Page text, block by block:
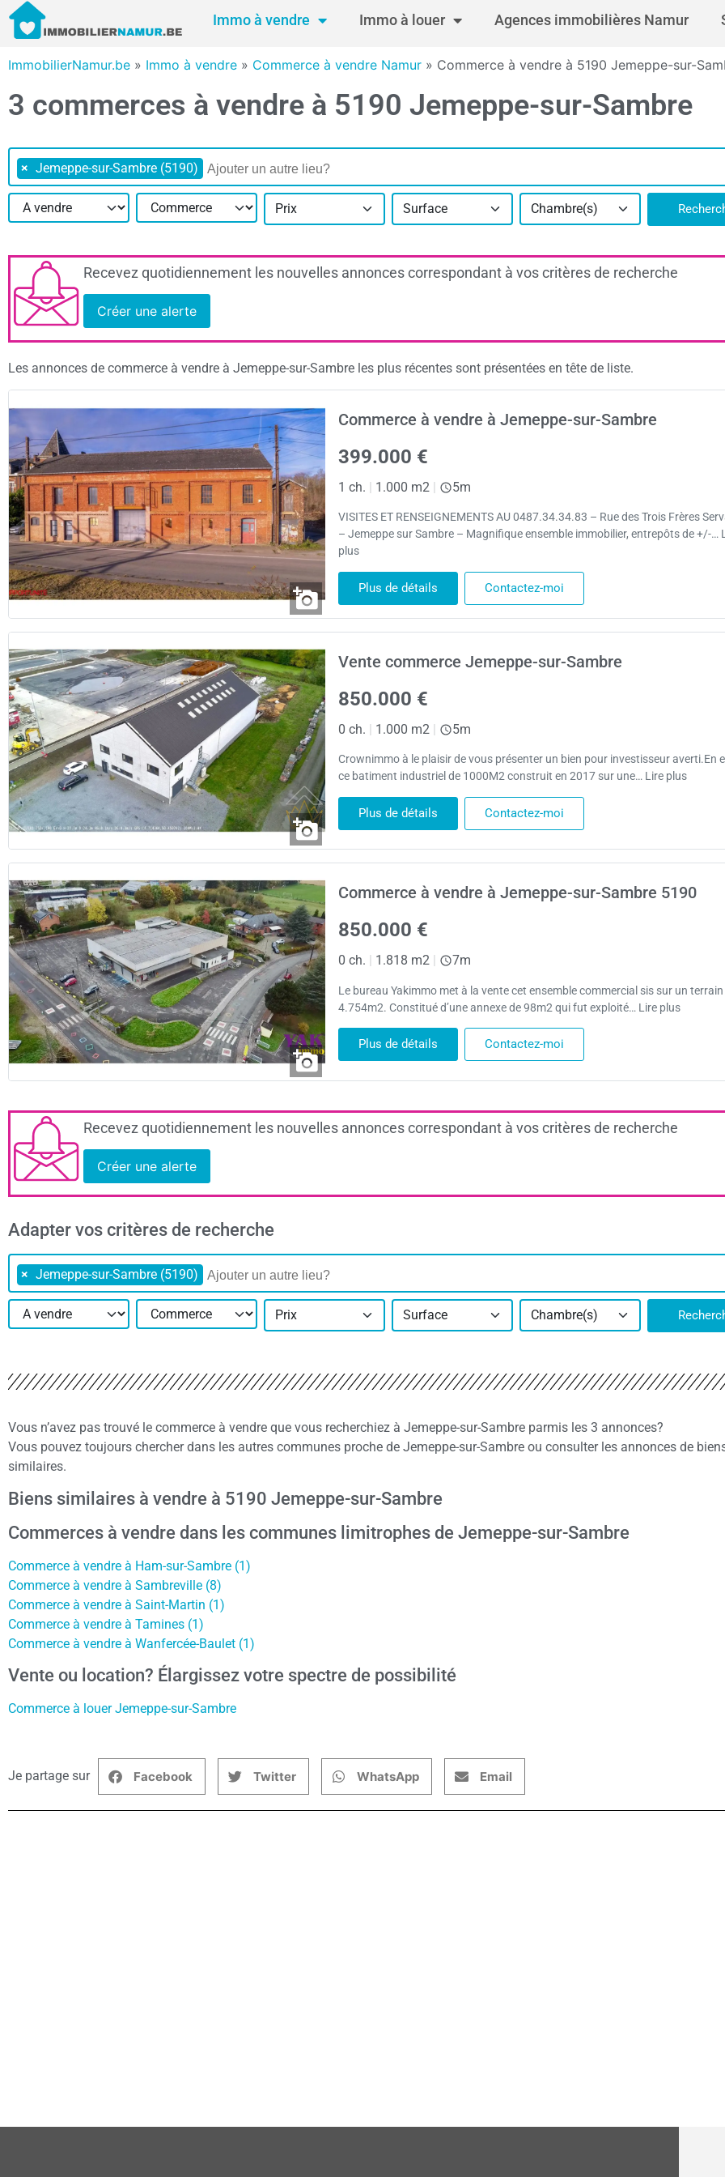
Immo à vendre Immo à louer Agences immobilières Namur
ImmobilierNamur.be » Immo à vendre » Commerce à vendre Namur » Commerce à vendre à 5190 Jemeppe-sur-
3 commerces à vendre à 5190 Jemeppe-sur-Sambre
× Jemeppe-sur-Sambre (5190)
Prix Surface Chambre(s)
Recevez quotidiennement les nouvelles annonces correspondant à vos critères de recherche
Créer une alerte
Les annonces de commerce à vendre à Jemeppe-sur-Sambre les plus récentes sont présentées en tête de liste.
Commerce à vendre à Jemeppe-sur-Sambre
399.000 €
1 ch. | 1.000 m2 | 5m
VISITES ET RENSEIGNEMENTS AU 0487.34.34.83 – Rue des Trois Frères
– Jemeppe sur Sambre – Magnifique ensemble immobilier, entrepôts de +/-…
plus
Plus de détails Contactez-moi
Vente commerce Jemeppe-sur-Sambre
850.000 €
0 ch. | 1.000 m2 | 5m
Crownimmo à le plaisir de vous présenter un bien pour investisseur averti.En
ce batiment industriel de 1000M2 construit en 2017 sur une… Lire plus
Plus de détails Contactez-moi
Commerce à vendre à Jemeppe-sur-Sambre 5190
850.000 €
0 ch. 1.818 m2 7m
Le bureau Yakimmo met à la vente cet ensemble commercial sis sur un terrain
4.754m2. Constitué d’une annexe de 98m2 qui fut exploité… Lire plus
Plus de détails Contactez-moi
Recevez quotidiennement les nouvelles annonces correspondant à vos critères de recherche
Créer une alerte
Adapter vos critères de recherche
× Jemeppe-sur-Sambre (5190)
Prix Surface Chambre(s)
Vous n’avez pas trouvé le commerce à vendre que vous recherchiez à Jemeppe-sur-Sambre parmis les 3 annonces?
Vous pouvez toujours chercher dans les autres communes proche de Jemeppe-sur-Sambre ou consulter les annonces de
similaires.
Biens similaires à vendre à 5190 Jemeppe-sur-Sambre
Commerces à vendre dans les communes limitrophes de Jemeppe-sur-Sambre
Commerce à vendre à Ham-sur-Sambre (1)
Commerce à vendre à Sambreville (8)
Commerce à vendre à Saint-Martin (1)
Commerce à vendre à Tamines (1)
Commerce à vendre à Wanfercée-Baulet (1)
Vente ou location? Élargissez votre spectre de possibilité
Commerce à louer Jemeppe-sur-Sambre
Je partage sur Facebook Twitter WhatsApp Email